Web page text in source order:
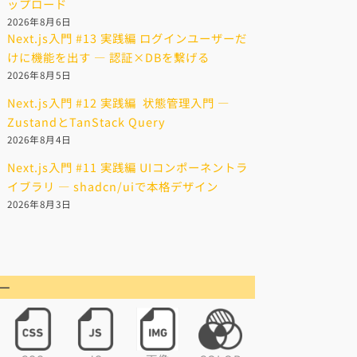
ップロード
2026年8月6日
Next.js入門 #13 実践編 ログインユーザーだ
けに機能を出す — 認証×DBを繋げる
2026年8月5日
Next.js入門 #12 実践編 状態管理入門 —
ZustandとTanStack Query
2026年8月4日
Next.js入門 #11 実践編 UIコンポーネントラ
イブラリ — shadcn/uiで本格デザイン
2026年8月3日